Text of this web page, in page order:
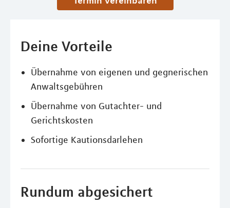
Deine Vorteile
Übernahme von eigenen und gegnerischen
Anwaltsgebühren
Übernahme von Gutachter- und
Gerichtskosten
Sofortige Kautionsdarlehen
Rundum abgesichert